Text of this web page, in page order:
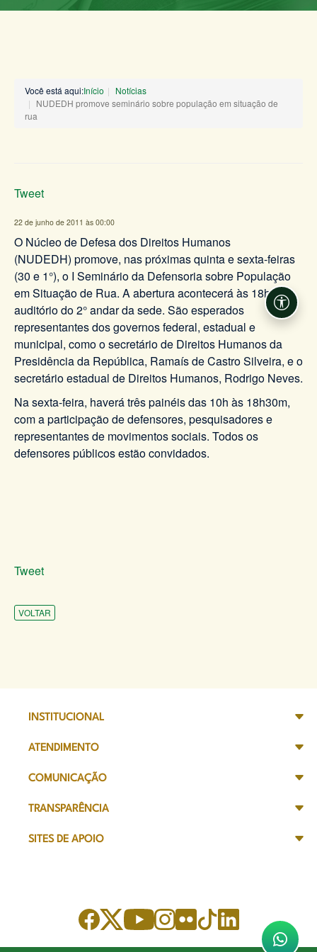
Você está aqui:Início
Notícias
NUDEDH promove seminário sobre população em situação de
rua
Tweet
22 de junho de 2011 às 00:00
O Núcleo de Defesa dos Direitos Humanos
(NUDEDH) promove, nas próximas quinta e sexta-feiras
(30 e 1°), o I Seminário da Defensoria sobre População
em Situação de Rua. A abertura acontecerá às 18h, no
auditório do 2° andar da sede. São esperados
representantes dos governos federal, estadual e
municipal, como o secretário de Direitos Humanos da
Presidência da República, Ramaís de Castro Silveira, e o
secretário estadual de Direitos Humanos, Rodrigo Neves.
Na sexta-feira, haverá três painéis das 10h às 18h30m,
com a participação de defensores, pesquisadores e
representantes de movimentos sociais. Todos os
defensores públicos estão convidados.
Tweet
VOLTAR
INSTITUCIONAL
ATENDIMENTO
COMUNICAÇÃO
TRANSPARÊNCIA
SITES DE APOIO